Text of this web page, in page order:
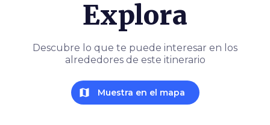
Explora
Descubre lo que te puede interesar en los
alrededores de este itinerario
map Muestra en el mapa